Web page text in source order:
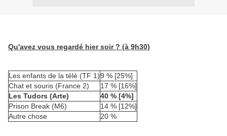
Qu'avez vous regardé hier soir ? (à 9h30)
Les enfants de la télé (TF 1)9 % [25%]
Chat et souris (France 2)
17 % [16%]
Les Tudors (Arte)
40 % [4%]
Prison Break (M6)
14 % [12%]
Autre chose
20 %